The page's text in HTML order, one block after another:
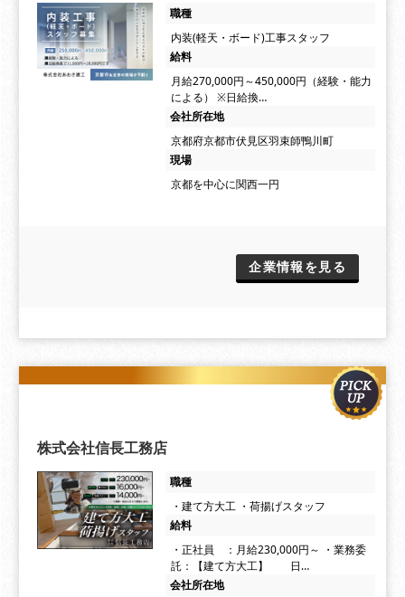
職種
内装(軽天・ボード)工事スタッフ
給料
月給270,000円～450,000円（経験・能力
による） ※日給換…
会社所在地
京都府京都市伏見区羽束師鴨川町
現場
京都を中心に関西一円
企業情報を見る
株式会社信長工務店
職種
・建て方大工 ・荷揚げスタッフ
給料
・正社員 ：月給230,000円～ ・業務委
託：【建て方大工】 日…
会社所在地